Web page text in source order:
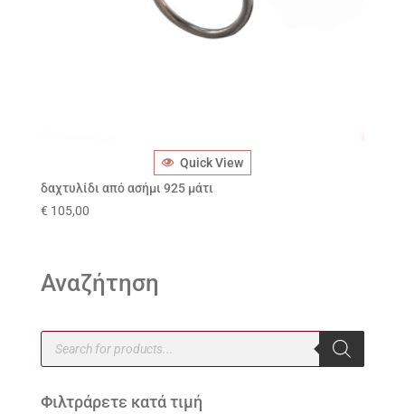
Quick View
δαχτυλίδι από ασήμι 925 μάτι
€ 105,00
Αναζήτηση
Products
search
Φιλτράρετε κατά τιμή